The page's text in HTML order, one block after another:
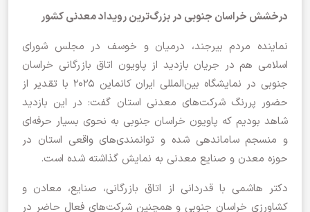
درخشش خراسان جنوبی در بزرگ‌ترین رویداد معدنی کشور
نماینده مردم بیرجند، درمیان و خوسف در مجلس شورای
اسلامی هم در جریان بازدید از پاویون اتاق بازرگانی خراسان
جنوبی در نمایشگاه بین‌المللی ایران کانماین ۲۰۲۵ با تقدیر از
حضور پررنگ شرکت‌های معدنی استان گفت: در این بازدید
شاهد بودیم که پاویون خراسان جنوبی به نحوی بسیار حرفه‌ای
و منسجم ساماندهی شده و توانمندی‌های واقعی استان در
حوزه معدن و صنایع معدنی به نمایش گذاشته شده است.
دکتر هاشمی با قدردانی از اتاق بازرگانی، صنایع، معادن و
کشاورزی خراسان جنوبی و همچنین شرکت‌های فعال حاضر در